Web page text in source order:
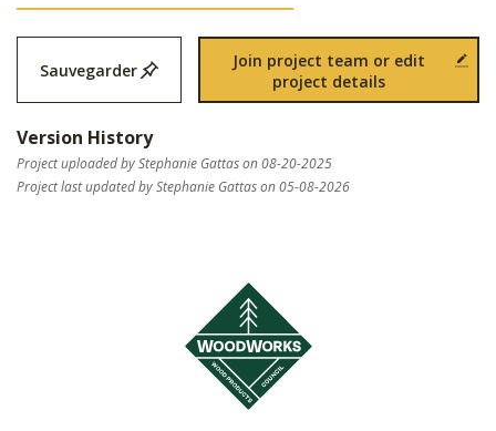
Sauvegarder
Join project team or edit
project details
Version History
Project uploaded by Stephanie Gattas on 08-20-2025
Project last updated by Stephanie Gattas on 05-08-2026